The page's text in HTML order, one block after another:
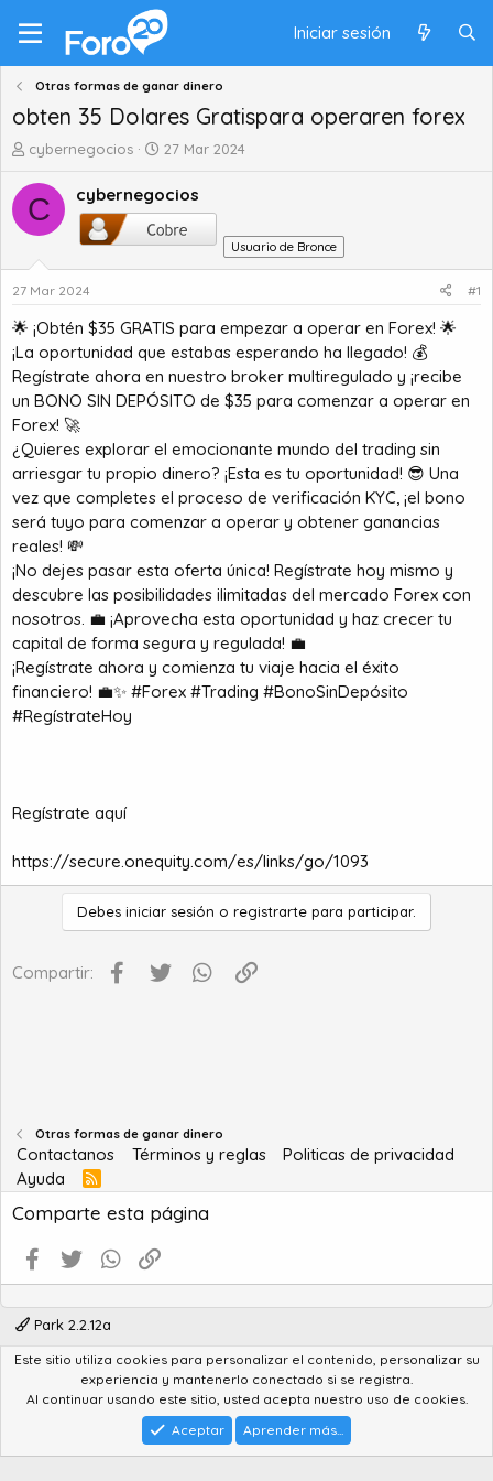
Iniciar sesión
Otras formas de ganar dinero
obten 35 Dolares Gratispara operaren forex
A
t
o
r
e
t
m
a
cybernegocios
F
c
h
a
e
i
c
o
27 Mar 2024
C cybernegocios
Usuario de Bronce
27 Mar 2024 #1
🌟 ¡Obtén $35 GRATIS para empezar a operar en Forex! 🌟
¡La oportunidad que estabas esperando ha llegado! 💰
Regístrate ahora en nuestro broker multiregulado y ¡recibe
un BONO SIN DEPÓSITO de $35 para comenzar a operar en
Forex! 🚀
¿Quieres explorar el emocionante mundo del trading sin
arriesgar tu propio dinero? ¡Esta es tu oportunidad! 😎 Una
vez que completes el proceso de verificación KYC, ¡el bono
será tuyo para comenzar a operar y obtener ganancias
reales! 💸
¡No dejes pasar esta oferta única! Regístrate hoy mismo y
descubre las posibilidades ilimitadas del mercado Forex con
nosotros. 💼 ¡Aprovecha esta oportunidad y haz crecer tu
capital de forma segura y regulada! 💼
¡Regístrate ahora y comienza tu viaje hacia el éxito
financiero! 💼✨ #Forex #Trading #BonoSinDepósito
#RegístrateHoy
Regístrate aquí
https://secure.onequity.com/es/links/go/1093
Debes iniciar sesión o registrarte para participar.
Compartir: Facebook
Twitter WhatsApp
Otras formas de ganar dinero
Contactanos Términos y reglas
Politicas de privacidad
Ayuda
R
S
S
Comparte esta página
Facebook
Twitter WhatsApp
Park 2.2.12a
Community platform by XenForo® © 2010-2022 XenForo Ltd.
Advanced Forum Stats by AddonFlare - Premium XF2 Addons
Feedback SystembyXenCentral.com
StylesFactory.pl
Este sitio utiliza cookies para personalizar el contenido, personalizar su
experiencia y mantenerlo conectado si se registra.
Al continuar usando este sitio, usted acepta nuestro uso de cookies.
Aceptar
Aprender más...